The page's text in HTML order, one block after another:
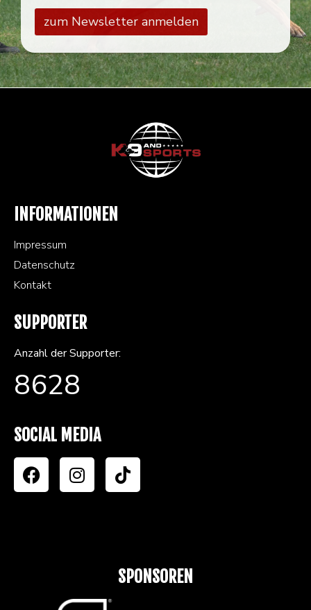
INFORMATIONEN
Impressum
Datenschutz
Kontakt
SUPPORTER
Anzahl der Supporter:
8628
SOCIAL MEDIA
SPONSOREN